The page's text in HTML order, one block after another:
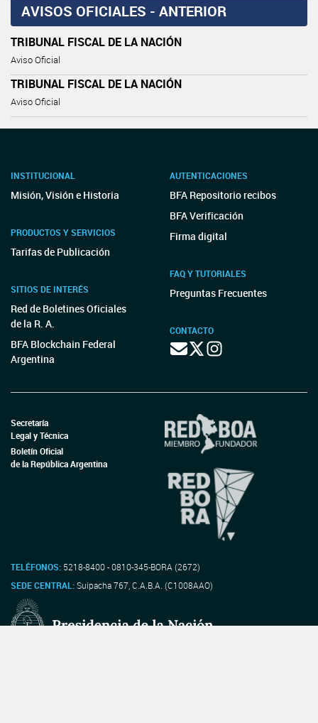
AVISOS OFICIALES - ANTERIOR
TRIBUNAL FISCAL DE LA NACIÓN
Aviso Oficial
TRIBUNAL FISCAL DE LA NACIÓN
Aviso Oficial
INSTITUCIONAL
Misión, Visión e Historia
PRODUCTOS Y SERVICIOS
Tarifas de Publicación
SITIOS DE INTERÉS
Red de Boletines Oficiales
de la R. A.
BFA Blockchain Federal
Argentina
AUTENTICACIONES
BFA Repositorio recibos
BFA Verificación
Firma digital
FAQ Y TUTORIALES
Preguntas Frecuentes
CONTACTO
Secretaría
Legal y Técnica
Boletín Oficial
de la República Argentina
TELÉFONOS: 5218-8400 - 0810-345-BORA (2672)
SEDE CENTRAL:Suipacha 767, C.A.B.A. (C1008AAO)